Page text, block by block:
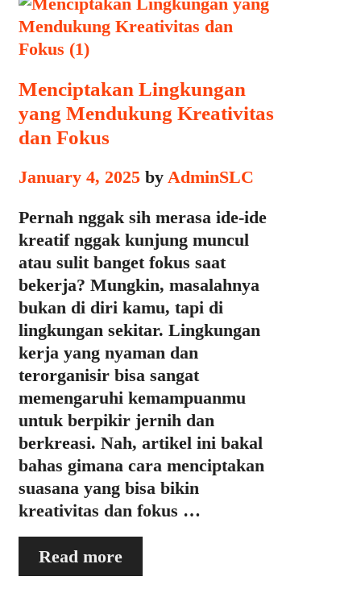
Menciptakan Lingkungan
yang Mendukung Kreativitas
dan Fokus
January 4, 2025 by AdminSLC
Pernah nggak sih merasa ide-ide
kreatif nggak kunjung muncul
atau sulit banget fokus saat
bekerja? Mungkin, masalahnya
bukan di diri kamu, tapi di
lingkungan sekitar. Lingkungan
kerja yang nyaman dan
terorganisir bisa sangat
memengaruhi kemampuanmu
untuk berpikir jernih dan
berkreasi. Nah, artikel ini bakal
bahas gimana cara menciptakan
suasana yang bisa bikin
kreativitas dan fokus …
Read moreMenciptakan
Lingkungan